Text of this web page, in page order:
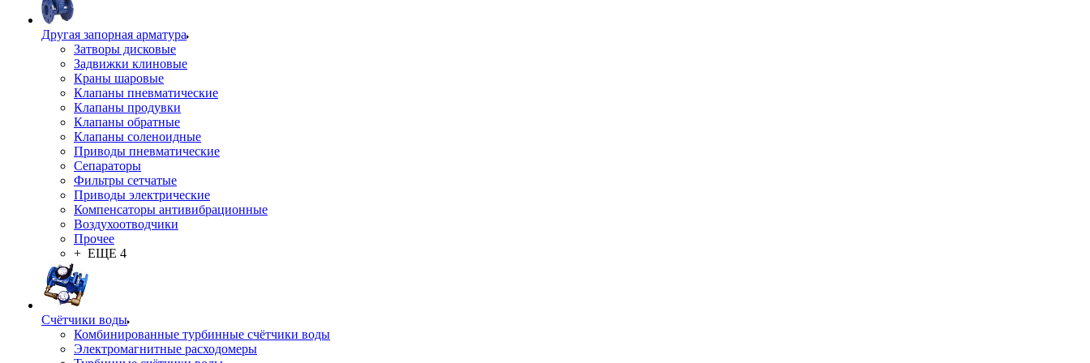
Другая запорная арматура
Затворы дисковые
Задвижки клиновые
Краны шаровые
Клапаны пневматические
Клапаны продувки
Клапаны обратные
Клапаны соленоидные
Приводы пневматические
Сепараторы
Фильтры сетчатые
Приводы электрические
Компенсаторы антивибрационные
Воздухоотводчики
Прочее
+ ЕЩЕ 4
Счётчики воды
Комбинированные турбинные счётчики воды
Электромагнитные расходомеры